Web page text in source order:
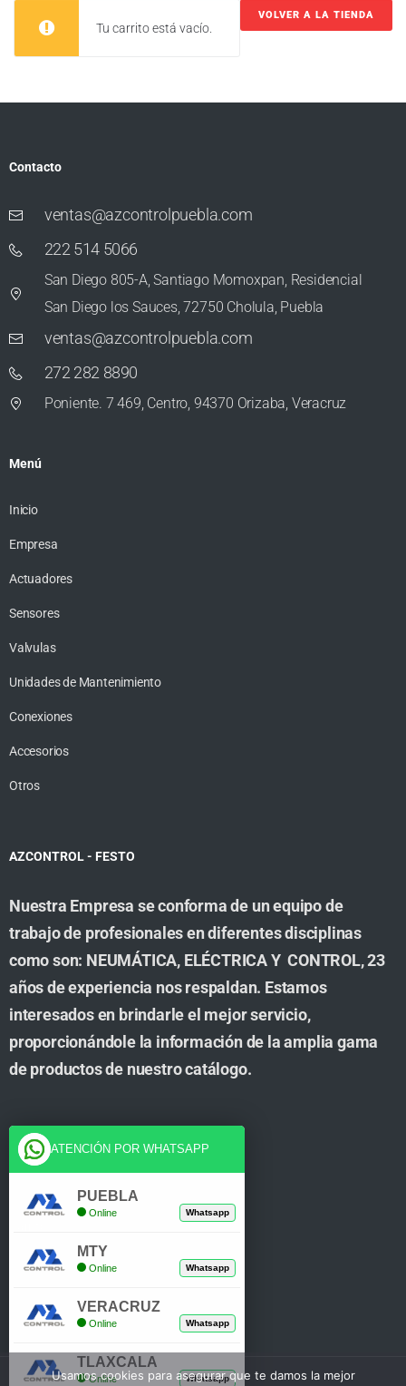
Tu carrito está vacío.
VOLVER A LA TIENDA
Contacto
ventas@azcontrolpuebla.com
222 514 5066
San Diego 805-A, Santiago Momoxpan, Residencial
San Diego los Sauces, 72750 Cholula, Puebla
ventas@azcontrolpuebla.com
272 282 8890
Poniente. 7 469, Centro, 94370 Orizaba, Veracruz
Menú
Inicio
Empresa
Actuadores
Sensores
Valvulas
Unidades de Mantenimiento
Conexiones
Accesorios
Otros
AZCONTROL - FESTO
Nuestra Empresa se conforma de un equipo de
trabajo de profesionales en diferentes disciplinas
como son: NEUMÁTICA, ELÉCTRICA Y CONTROL, 23
años de experiencia nos respaldan. Estamos
interesados en brindarle el mejor servicio,
proporcionándole la información de la amplia gama
de productos de nuestro catálogo.
Cuenta
Tienda
Mi Cuenta
Usamos cookies para asegurar que te damos la mejor
ATENCIÓN POR WHATSAPP
PUEBLA
Online Whatsapp
MTY
Online Whatsapp
VERACRUZ
Online Whatsapp
TLAXCALA
Online Whatsapp